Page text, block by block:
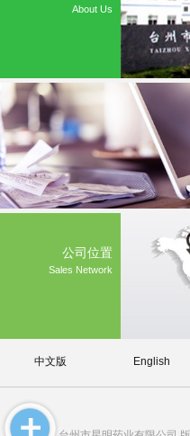
About Us
公司位置
Sales Network
中文版 English